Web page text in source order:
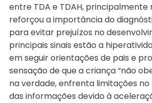
entre TDA e TDAH, principalmente
reforçou a importância do
para evitar prejuízos no
principais sinais estão a
em seguir orientações de pais e
sensação de que a criança “não
na verdade, enfrenta limitações
das informações devido à